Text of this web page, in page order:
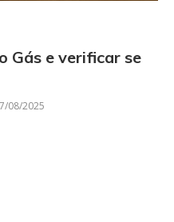
Gás e verificar se
08/2025